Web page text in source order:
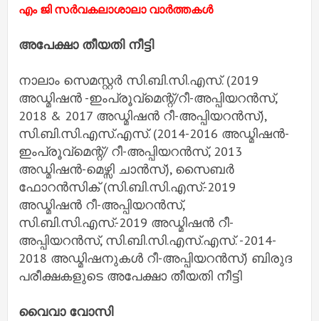
എം ജി സര്‍വകലാശാലാ വാര്‍ത്തകള്‍
അപേക്ഷാ തീയതി നീട്ടി
നാലാം സെമസ്റ്റര്‍ സി.ബി.സി.എസ്. (2019
അഡ്മിഷന്‍ -ഇംപ്രൂവ്മെന്റ്/റീ-അപ്പിയറന്‍സ്,
2018 & 2017 അഡ്മിഷന്‍ റീ-അപ്പിയറന്‍സ്),
സി.ബി.സി.എസ്.എസ്. (2014-2016 അഡ്മിഷന്‍-
ഇംപ്രൂവ്മെന്റ്/ റീ-അപ്പിയറന്‍സ്, 2013
അഡ്മിഷന്‍-മെഴ്സി ചാന്‍സ്), സൈബര്‍
ഫോറന്‍സിക് (സി.ബി.സി.എസ്.-2019
അഡ്മിഷന്‍ റീ-അപ്പിയറന്‍സ്,
സി.ബി.സി.എസ്.-2019 അഡ്മിഷന്‍ റീ-
അപ്പിയറന്‍സ്, സി.ബി.സി.എസ്.എസ്. -2014-
2018 അഡ്മിഷനുകള്‍ റീ-അപ്പിയറന്‍സ്) ബിരുദ
പരീക്ഷകളുടെ അപേക്ഷാ തീയതി നീട്ടി
വൈവാ വോസി